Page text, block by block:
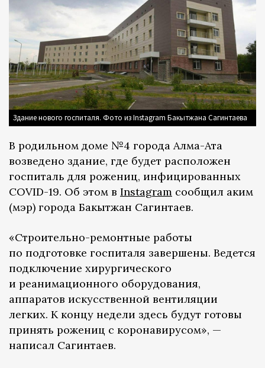
Здание нового госпиталя. Фото из Instagram Бакытжана Сагинтаева
В родильном доме №4 города Алма-Ата
возведено здание, где будет расположен
госпиталь для рожениц, инфицированных
COVID-19. Об этом в Instagram сообщил аким
(мэр) города Бакытжан Сагинтаев.
«Строительно-ремонтные работы
по подготовке госпиталя завершены. Ведется
подключение хирургического
и реанимационного оборудования,
аппаратов искусственной вентиляции
легких. К концу недели здесь будут готовы
принять рожениц с коронавирусом», —
написал Сагинтаев.